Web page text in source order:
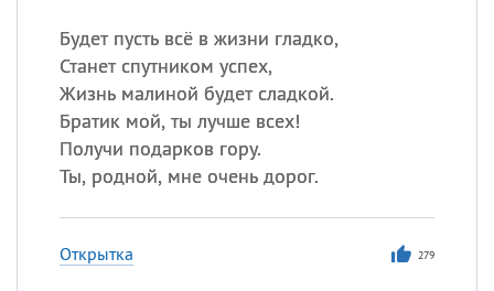
Будет пусть всё в жизни гладко,
Станет спутником успех,
Жизнь малиной будет сладкой.
Братик мой, ты лучше всех!
Получи подарков гору.
Ты, родной, мне очень дорог.
Открытка 279
11.08
День Святой Клары —
телевидения
ИМЕНА